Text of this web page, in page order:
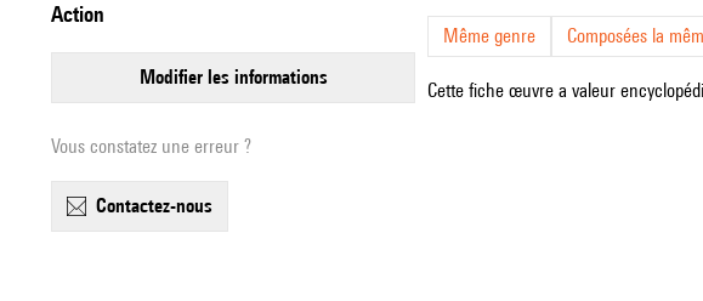
action
modifier les informations
Vous constatez une erreur ?
contactez-nous
Même genre Composées la
Cette fiche œuvre a valeur